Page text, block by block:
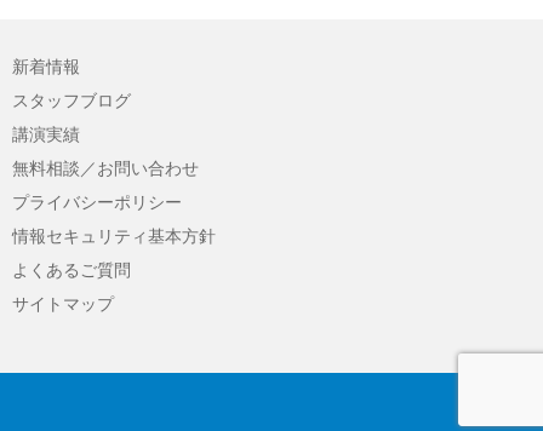
説
新着情報
スタッフブログ
講演実績
無料相談／お問い合わせ
プライバシーポリシー
情報セキュリティ基本方針
よくあるご質問
サイトマップ